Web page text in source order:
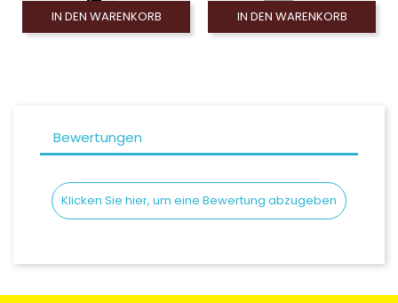
IN DEN WARENKORB IN DEN WARENKORB
Bewertungen
Klicken Sie hier, um eine Bewertung abzugeben